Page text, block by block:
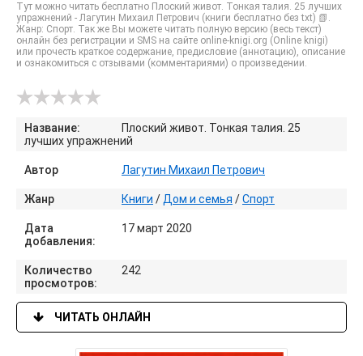
Тут можно читать бесплатно Плоский живот. Тонкая талия. 25 лучших
упражнений - Лагутин Михаил Петрович (книги бесплатно без txt) 📗.
Жанр: Спорт. Так же Вы можете читать полную версию (весь текст)
онлайн без регистрации и SMS на сайте online-knigi.org (Online knigi)
или прочесть краткое содержание, предисловие (аннотацию), описание
и ознакомиться с отзывами (комментариями) о произведении.
Название:
Плоский живот. Тонкая талия. 25
лучших упражнений
Автор Лагутин Михаил Петрович
Жанр Книги / Дом и семья /Спорт
Дата
добавления:
17 март 2020
Количество
просмотров:
242
ЧИТАТЬ ОНЛАЙН